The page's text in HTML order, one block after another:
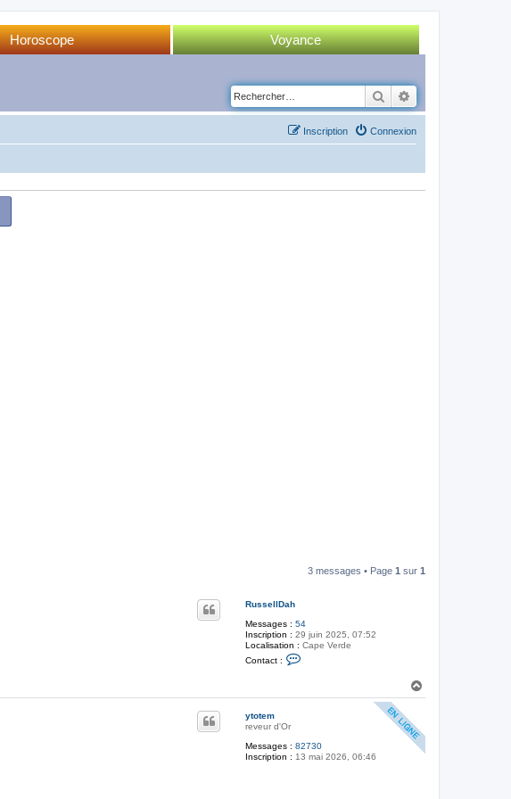
Horoscope
Voyance
Tirage Tarot
Rechercher
Connexion
Inscription
3 messages • Page 1 sur 1
RussellDah
Messages : 54
Inscription : 29 juin 2025, 07:52
Localisation : Cape Verde
Contact :
a
R
u
a
ytotem
reveur d'Or
Messages : 82730
Inscription : 13 mai 2026, 06:46